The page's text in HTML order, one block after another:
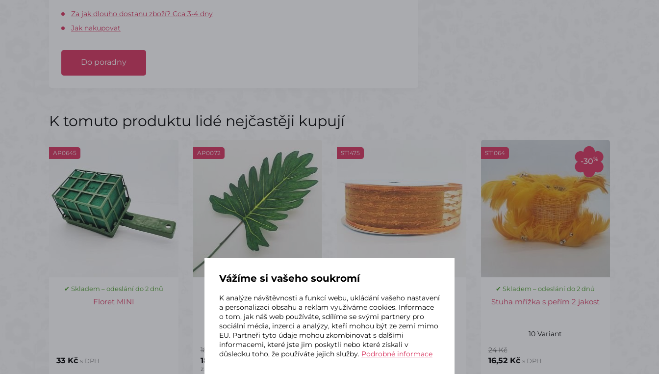
Za jak dlouho dostanu zboží? Cca 3-4 dny
Jak nakupovat
Do poradny
K tomuto produktu lidé nejčastěji kupují
AP0645
✔ Skladem – odeslání do 2 dnů
Floret MINI
33 Kč s DPH
AP0072
List Filodendron
186 Kč
185,86 Kč
za balení
ST1475
Stuha měděná dekor tečky
4/10
149 Kč
-30%
ST1064
✔ Skladem – odeslání do 2 dnů
Stuha mřížka s peřím 2 jakost
10 Variant
24 Kč
16,52 Kč s DPH
Vážíme si vašeho soukromí
K analýze návštěvnosti a funkcí webu, ukládání vašeho nastavení
a personalizaci obsahu a reklam využíváme cookies. Informace
o tom, jak náš web používáte, sdílíme se svými partnery pro
sociální média, inzerci a analýzy, kteří mohou být ze zemí mimo
EU. Partneři tyto údaje mohou zkombinovat s dalšími
informacemi, které jste jim poskytli nebo které získali v
důsledku toho, že používáte jejich služby. Podrobné informace